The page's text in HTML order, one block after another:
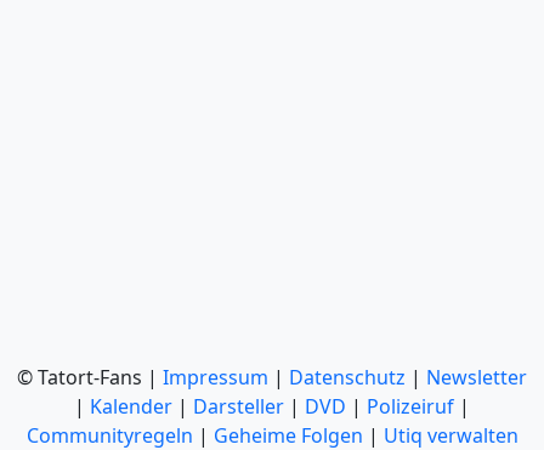
© Tatort-Fans | Impressum | Datenschutz | Newsletter
| Kalender | Darsteller | DVD | Polizeiruf |
Communityregeln | Geheime Folgen | Utiq verwalten